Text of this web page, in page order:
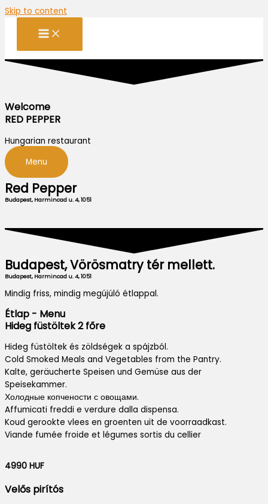
Skip to content
Welcome
RED PEPPER
Hungarian restaurant
Menu
Red Pepper
Budapest, Harmincad u. 4, 1051
Budapest, Vörösmatry tér mellett.
Budapest, Harmincad u. 4, 1051
Mindig friss, mindig megújúló étlappal.
Étlap - Menu
Hideg füstöltek 2 főre
Hideg füstöltek és zöldségek a spájzból.
Cold Smoked Meals and Vegetables from the Pantry.
Kalte, geräucherte Speisen und Gemüse aus der
Speisekammer.
Холодные копчености с овощами.
Affumicati freddi e verdure dalla dispensa.
Koud gerookte vlees en groenten uit de voorraadkast.
Viande fumée froide et légumes sortis du cellier
4990 HUF
Velős pirítós